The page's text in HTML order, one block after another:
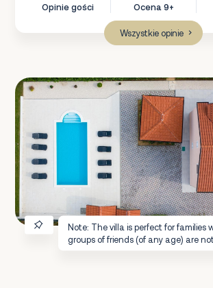
Opinie gości Ocena 9+
Wszystkie opinie
Note: The villa is perfect for families
groups of friends (of any age) are